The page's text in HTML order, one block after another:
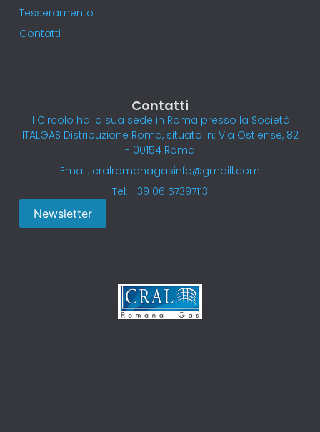
Tesseramento
Contatti
Contatti
Il Circolo ha la sua sede in Roma presso la Società
ITALGAS Distribuzione Roma, situato in: Via Ostiense, 82
- 00154 Roma
Email: cralromanagasinfo@gmaill.com
Tel: +39 06 57397113
Newsletter